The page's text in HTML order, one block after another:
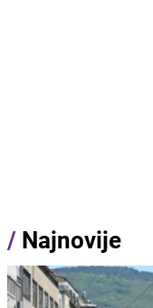
/ Najnovije